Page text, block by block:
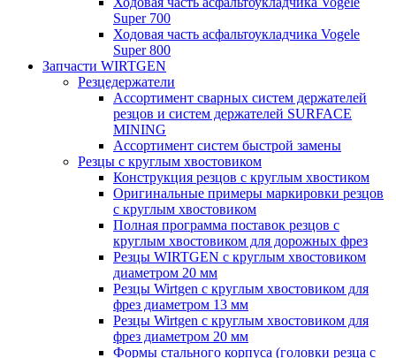
Super 700
Ходовая часть асфальтоукладчика Vogele
Super 800
Запчасти WIRTGEN
Резцедержатели
Ассортимент сварных систем держателей
резцов и систем держателей SURFACE
MINING
Ассортимент систем быстрой замены
Резцы с круглым хвостовиком
Конструкция резцов с круглым хвостиком
Оригинальные примеры маркировки резцов
с круглым хвостовиком
Полная программа поставок резцов с
круглым хвостовиком для дорожных фрез
Резцы WIRTGEN с круглым хвостовиком
диаметром 20 мм
Резцы Wirtgen с круглым хвостовиком для
фрез диаметром 13 мм
Резцы Wirtgen с круглым хвостовиком для
фрез диаметром 20 мм
Формы стального корпуса (головки резца с